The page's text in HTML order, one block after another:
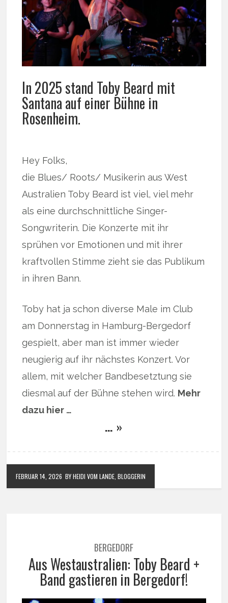
In 2025 stand Toby Beard mit
Santana auf einer Bühne in
Rosenheim.
Hey Folks,
die Blues/ Roots/ Musikerin aus West
Australien Toby Beard ist viel, viel mehr
als eine durchschnittliche Singer-
Songwriterin. Die Konzerte mit ihr
sprühen vor Emotionen und mit ihrer
kraftvollen Stimme zieht sie das Publikum
in ihren Bann.
Toby hat ja schon diverse Male im Club
am Donnerstag in Hamburg-Bergedorf
gespielt, aber man ist immer wieder
neugierig auf ihr nächstes Konzert. Vor
allem, mit welcher Bandbesetztung sie
diesmal auf der Bühne stehen wird. Mehr
dazu hier …
… »
FEBRUAR 14, 2026 BY HEIDI VOM LANDE, BLOGGERIN
BERGEDORF
Aus Westaustralien: Toby Beard +
Band gastieren in Bergedorf!